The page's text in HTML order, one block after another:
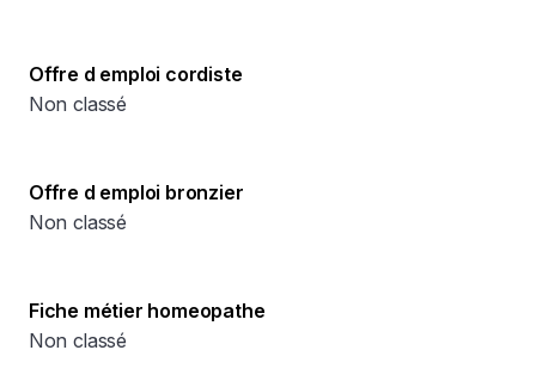
Offre d emploi cordiste
Non classé
Offre d emploi bronzier
Non classé
Fiche métier homeopathe
Non classé